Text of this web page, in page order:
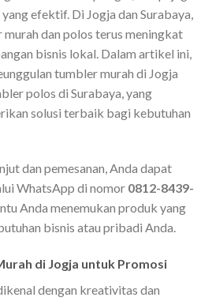
efektif. Di Jogja dan Surabaya,
dan polos terus meningkat
bisnis lokal. Dalam artikel ini,
tumbler murah di Jogja
polos di Surabaya, yang
solusi terbaik bagi kebutuhan
dan pemesanan, Anda dapat
WhatsApp di nomor 0812-8439-
Anda menemukan produk yang
bisnis atau pribadi Anda.
di Jogja untuk Promosi
dengan kreativitas dan